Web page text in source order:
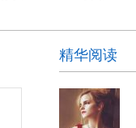
精华阅读